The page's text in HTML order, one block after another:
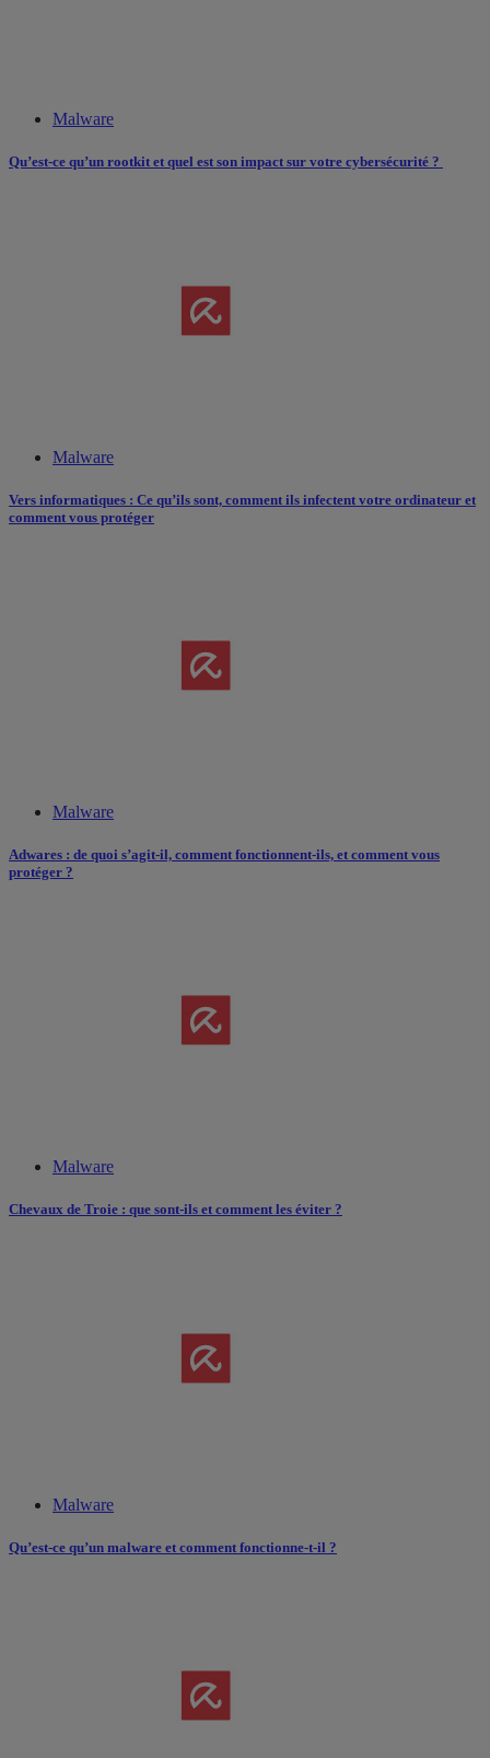
Malware
Qu’est-ce qu’un rootkit et quel est son impact sur votre cybersécurité ?
Malware
Vers informatiques : Ce qu’ils sont, comment ils infectent votre ordinateur et
comment vous protéger
Malware
Adwares : de quoi s’agit-il, comment fonctionnent-ils​,​ et comment vous
protéger ?
Malware
Chevaux de Troie : que sont-ils et comment les éviter ?
Malware
Qu’est-ce qu’un malware et comment fonctionne-t-il ?